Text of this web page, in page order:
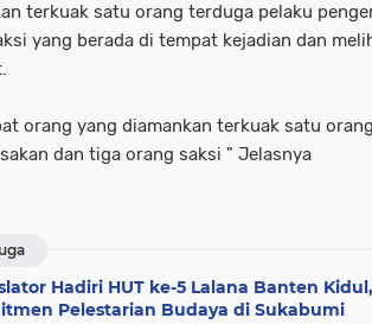
terkuak satu orang terduga pelaku
yang berada di tempat kejadian dan
orang yang diamankan terkuak satu
dan tiga orang saksi " Jelasnya
Hadiri HUT ke-5 Lalana Banten
Pelestarian Budaya di Sukabumi